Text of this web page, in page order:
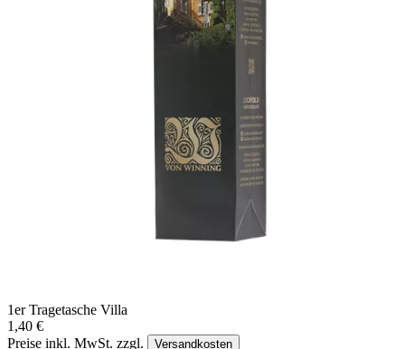
1er Tragetasche Villa
1,40 €
Preise inkl. MwSt. zzgl.
Versandkosten